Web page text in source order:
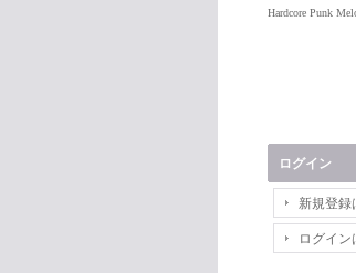
Hardcore Punk
ログイン
新規登録
ログイン